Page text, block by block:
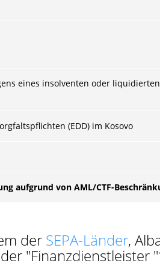
eines insolventen oder liquidierten
(EDD) im Kosovo
aufgrund von AML/CTF-
der SEPA-Länder,
"Finanzdienstleister